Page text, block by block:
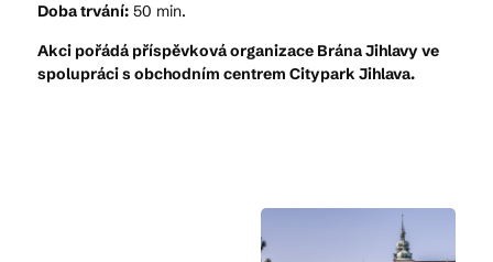
Doba trvání: 50 min.
Akci pořádá příspěvková organizace Brána Jihlavy ve
spolupráci s obchodním centrem Citypark Jihlava.